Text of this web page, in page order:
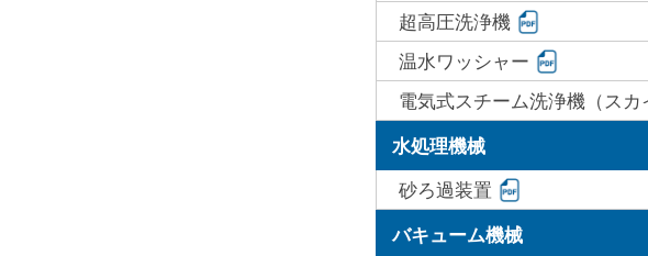
超高圧洗浄機
温水ワッシャー
電気式スチーム洗浄機（スカ
水処理機械
砂ろ過装置
バキューム機械